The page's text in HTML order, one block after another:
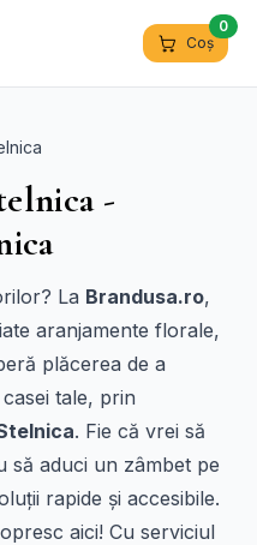
Coș
0
-
La Brandusa.ro,
aranjamente florale,
plăcerea de a
tale, prin
. Fie că vrei să
să aduci un zâmbet pe
rapide și accesibile.
aici! Cu serviciul